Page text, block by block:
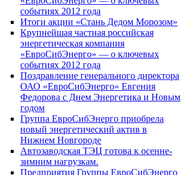
событиях 2012 года
Итоги акции «Стань Дедом Морозом»
Крупнейшая частная российская
энергетическая компания
«ЕвроСибЭнерго» — о ключевых
событиях 2012 года
Поздравление генерального директора
ОАО «ЕвроСибЭнерго» Евгения
Федорова с Днем Энергетика и Новым
годом
Группа ЕвроСибЭнерго приобрела
новый энергетический актив в
Нижнем Новгороде
Автозаводская ТЭЦ готова к осенне-
зимним нагрузкам.
Предприятия Группы ЕвроСибЭнерго